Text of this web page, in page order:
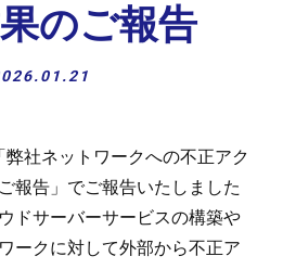
のご報告
社ネットワークへの不正アク
報告」でご報告いたしました
ドサーバーサービスの構築や
ークに対して外部から不正ア